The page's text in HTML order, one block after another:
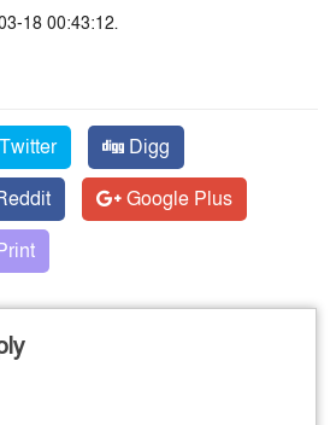
18 00:43:12.
Twitter
Digg
Google Plus